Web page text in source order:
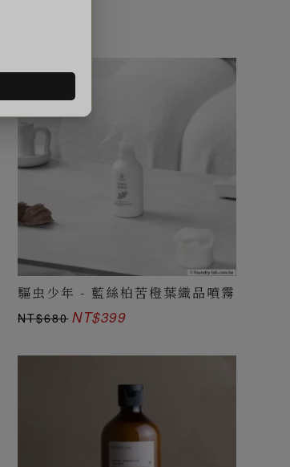
驅虫少年 - 藍絲柏苦橙葉織品噴霧
NT$680 NT$399